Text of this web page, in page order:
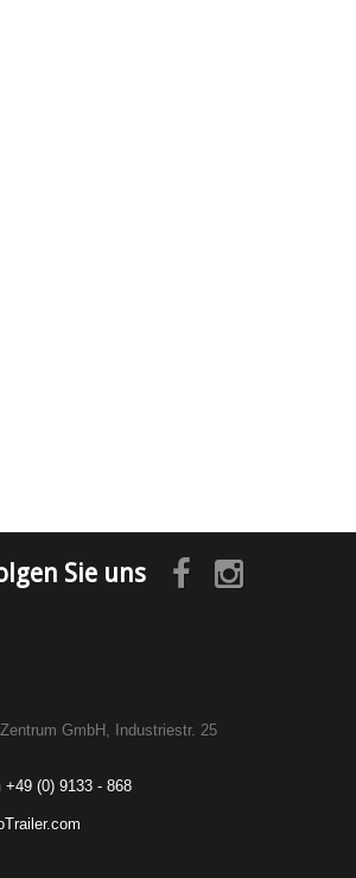
Sie uns
GmbH, Industriestr. 25
+49 (0) 9133 - 868